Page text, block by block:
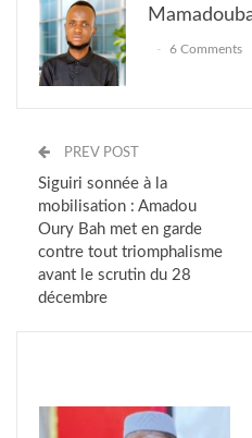
6 Comments
PREV POST
Siguiri sonnée à la
mobilisation : Amadou
Oury Bah met en garde
contre tout triomphalisme
avant le scrutin du 28
décembre